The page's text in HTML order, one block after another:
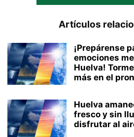
Artículos
¡Prepárense
emociones
Huelva!
más en el
Huelva
fresco y sin
disfrutar al